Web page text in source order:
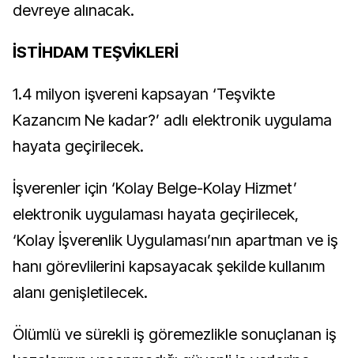
devreye alınacak.
İSTİHDAM TEŞVİKLERİ
1.4 milyon işvereni kapsayan ‘Teşvikte
Kazancım Ne kadar?’ adlı elektronik uygulama
hayata geçirilecek.
İşverenler için ‘Kolay Belge-Kolay Hizmet’
elektronik uygulaması hayata geçirilecek,
‘Kolay İşverenlik Uygulaması’nın apartman ve iş
hanı görevlilerini kapsayacak şekilde kullanım
alanı genişletilecek.
Ölümlü ve sürekli iş göremezlikle sonuçlanan iş